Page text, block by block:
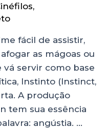
,
fácil de assistir,
as mágoas ou
servir como base
Instinto (Instinct,
A produção
tem sua essência
angústia. …